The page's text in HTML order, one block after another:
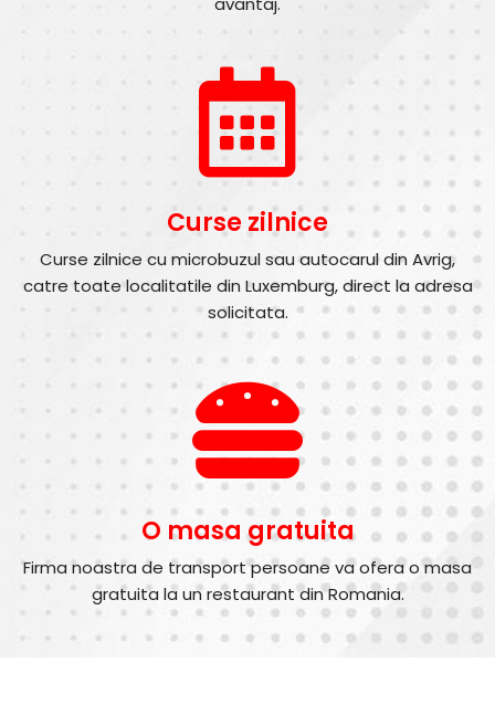
Curse zilnice
Curse zilnice cu microbuzul sau autocarul din Avrig,
catre toate localitatile din Luxemburg, direct la adresa
solicitata.
O masa gratuita
Firma noastra de transport persoane va ofera o masa
gratuita la un restaurant din Romania.